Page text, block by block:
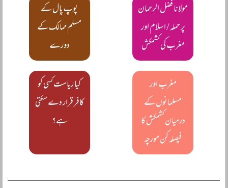
مولانا فضل الرحمان
پر حملہ / اسلام اور
مغرب کی کشمکش
پوپ پال کے
مسلم ممالک کے
دورے
مغرب اور
مسلمانوں کے
درمیان کشمکش کا
فیصلہ کن مورچہ
کیا ریاست کسی کو
کافر قرار دے سکتی
ہے؟